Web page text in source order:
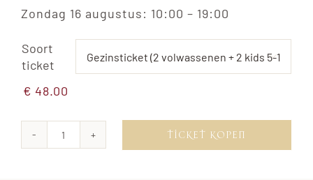
Zondag 16 augustus: 10:00 – 19:00
Soort
ticket

€ 48.00
Vrijdag
TICKET KOPEN